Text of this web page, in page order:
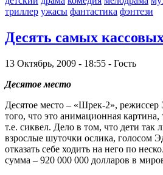
триллер ужасы фантастика фэнтези
Десять самых
13 Октябрь, 2009 - 18:55 - Гость
Десятое место
Десятое место – «Шрек-2»,
того, что это анимационная
т.е. сиквел. Дело в том, что дети так
взрослые шуточки ослика, голосом
отказать себе ходить на него по
сумма – 920 000 000 долларов в